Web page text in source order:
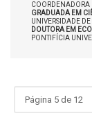
COORDENADORA
GRADUADA EM
UNIVERSIDADE
DOUTORA EM
PONTIFÍCIA
Página 5 de 12